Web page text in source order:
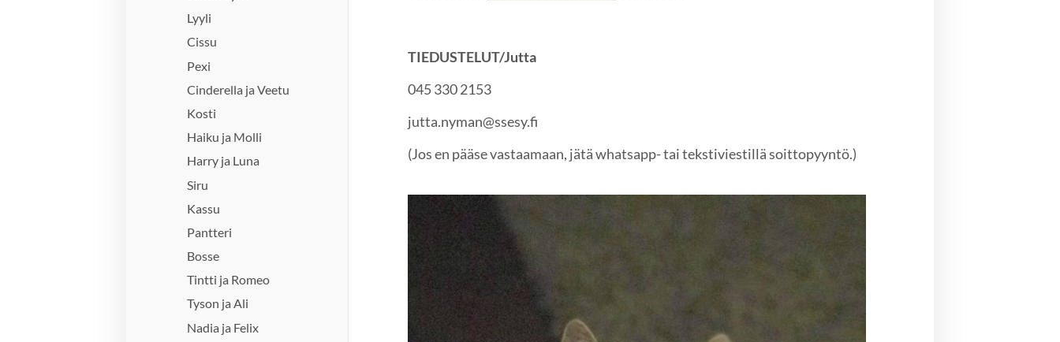
Lyyli
Cissu
Pexi
Cinderella ja Veetu
Kosti
Haiku ja Molli
Harry ja Luna
Siru
Kassu
Pantteri
Bosse
Tintti ja Romeo
Tyson ja Ali
Nadia ja Felix
TIEDUSTELUT/Jutta
045 330 2153
jutta.nyman@ssesy.fi
(Jos en pääse vastaamaan, jätä whatsapp- tai tekstiviestillä soittopyyntö.)